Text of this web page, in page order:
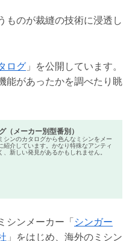
ものが裁縫の技術に浸透し
ログ 」を公開しています。
能があったかを調べたり眺
（メーカー別型番別）
シンのカタログから色んなミシンをメー
紹介しています。かなり特殊なアンティ
、新しい発見があるかもしれません。
シンメーカー「 シンガー
」をはじめ、海外のミシン